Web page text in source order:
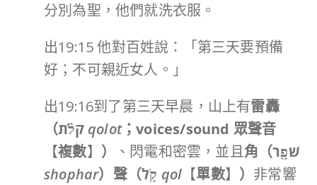
分別為聖，他們就洗衣服。
出19:15 他對百姓說：「第三天要預備
好；不可親近女人。」
出19:16到了第三天早晨，山上有雷轟
（קֹלֹ֨ת qolot；voices/sound 眾聲音
【複數】 ） 、閃電和密雲，並且角（שֹׁפָ֖ר
shophar）聲（קֹ֥ל qol 【單數】 ） 非常響